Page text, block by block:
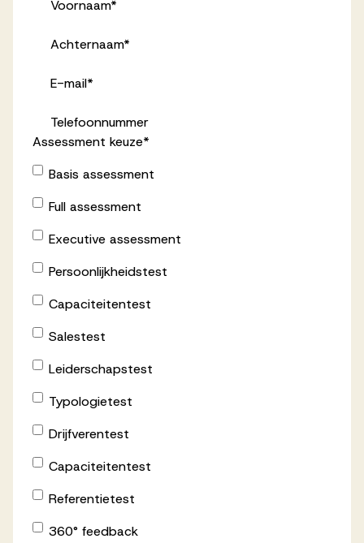
Onze opdrachtgevers
Vervulde vacatures
Over AV
Ons team
Werken bij AV
Aanmelden
Werken bij AV
Voor kandidaten
Voornaam*
Achternaam*
E-mail*
Telefoonnummer
Assessment keuze*
Basis assessment
Full assessment
Executive assessment
Persoonlijkheidstest
Capaciteitentest
Salestest
Leiderschapstest
Typologietest
Drijfverentest
Capaciteitentest
Referentietest
360° feedback